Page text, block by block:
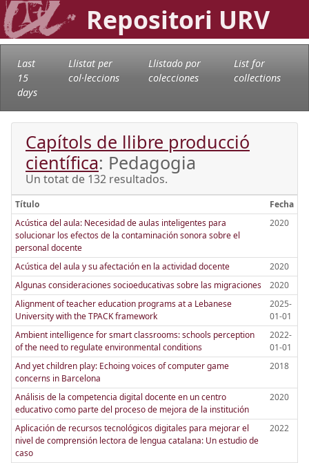
Repositori URV
Last
15
days
Llistat per
col·leccions
Llistado por
colecciones
List for
collections
Capítols de llibre producció
científica: Pedagogia
Un totat de 132 resultados.
Título
Fecha
Acústica del aula: Necesidad de aulas inteligentes para
solucionar los efectos de la contaminación sonora sobre el
personal docente
2020
Acústica del aula y su afectación en la actividad docente
2020
Algunas consideraciones socioeducativas sobre las migraciones
2020
Alignment of teacher education programs at a Lebanese
University with the TPACK framework
2025-
01-01
Ambient intelligence for smart classrooms: schools perception
of the need to regulate environmental conditions
2022-
01-01
And yet children play: Echoing voices of computer game
concerns in Barcelona
2018
Análisis de la competencia digital docente en un centro
educativo como parte del proceso de mejora de la institución
2020
Aplicación de recursos tecnológicos digitales para mejorar el
nivel de comprensión lectora de lengua catalana: Un estudio de
caso
2022